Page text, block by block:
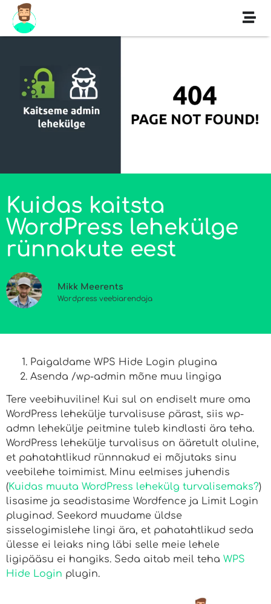
Kuidas kaitsta
WordPress lehekülge
rünnakute eest
Mikk Meerents
Wordpress veebiarendaja
Paigaldame WPS Hide Login plugina
Asenda /wp-admin mõne muu lingiga
Tere veebihuviline! Kui sul on endiselt mure oma
WordPress lehekülje turvalisuse pärast, siis wp-
admn lehekülje peitmine tuleb kindlasti ära teha.
WordPress lehekülje turvalisus on ääretult oluline,
et pahatahtlikud rünnnakud ei mõjutaks sinu
veebilehe toimimist. Minu eelmises juhendis
(Kuidas muuta WordPress lehekülg turvalisemaks?)
lisasime ja seadistasime Wordfence ja Limit Login
pluginad. Seekord muudame üldse
sisselogimislehe lingi ära, et pahatahtlikud seda
ülesse ei leiaks ning läbi selle meie lehele
ligipääsu ei hangiks. Seda aitab meil teha WPS
Hide Login plugin.